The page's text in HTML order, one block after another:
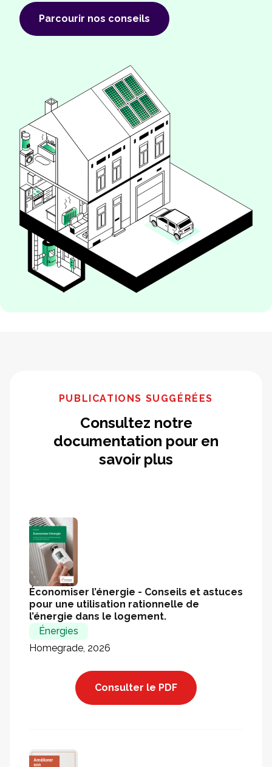
Parcourir nos conseils
PUBLICATIONS SUGGÉRÉES
Consultez notre
documentation pour en
savoir plus
Économiser l’énergie - Conseils et astuces
pour une utilisation rationnelle de
l’énergie dans le logement.
Énergies
Homegrade, 2026
Consulter le PDF